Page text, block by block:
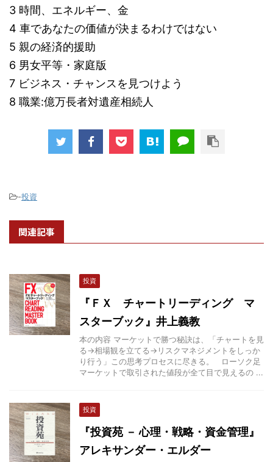
3 時間、エネルギー、金
4 車であなたの価値が決まるわけではない
5 親の経済的援助
6 男女平等・家庭版
7 ビジネス・チャンスを見つけよう
8 職業:億万長者対遺産相続人
-投資
関連記事
投資
『ＦＸ チャートリーディング マ
スターブック』井上義教
本の内容 マーケットで勝つ秘訣は、「チャートを見
る→相場観を立てる→リスクマネジメントをしっか
り行う」この思考プロセスに尽きる。 ローソク足
マーケットで取引された値段が全て目で見えるの ...
投資
『投資苑 － 心理・戦略・資金管理』
アレキサンダー・エルダー